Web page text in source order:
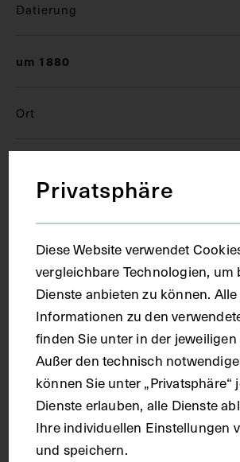
Datierung
um 1880
Ort
Karton
Technik
Fotografie
Maße
Privatsphäre
Diese Website verwendet
vergleichbare Technologien, um
Dienste anbieten zu können. Alle
Informationen zu den
finden Sie unter in der jeweiligen
Außer den technisch
können Sie unter „Privatsphäre“
Dienste erlauben, alle Dienste
Ihre individuellen Einstellungen
und speichern.